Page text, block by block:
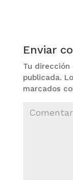
Enviar
Tu
publicada.
marcados